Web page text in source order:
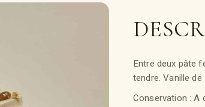
Entre deux pâte
tendre. Vanille de
Conservation : A